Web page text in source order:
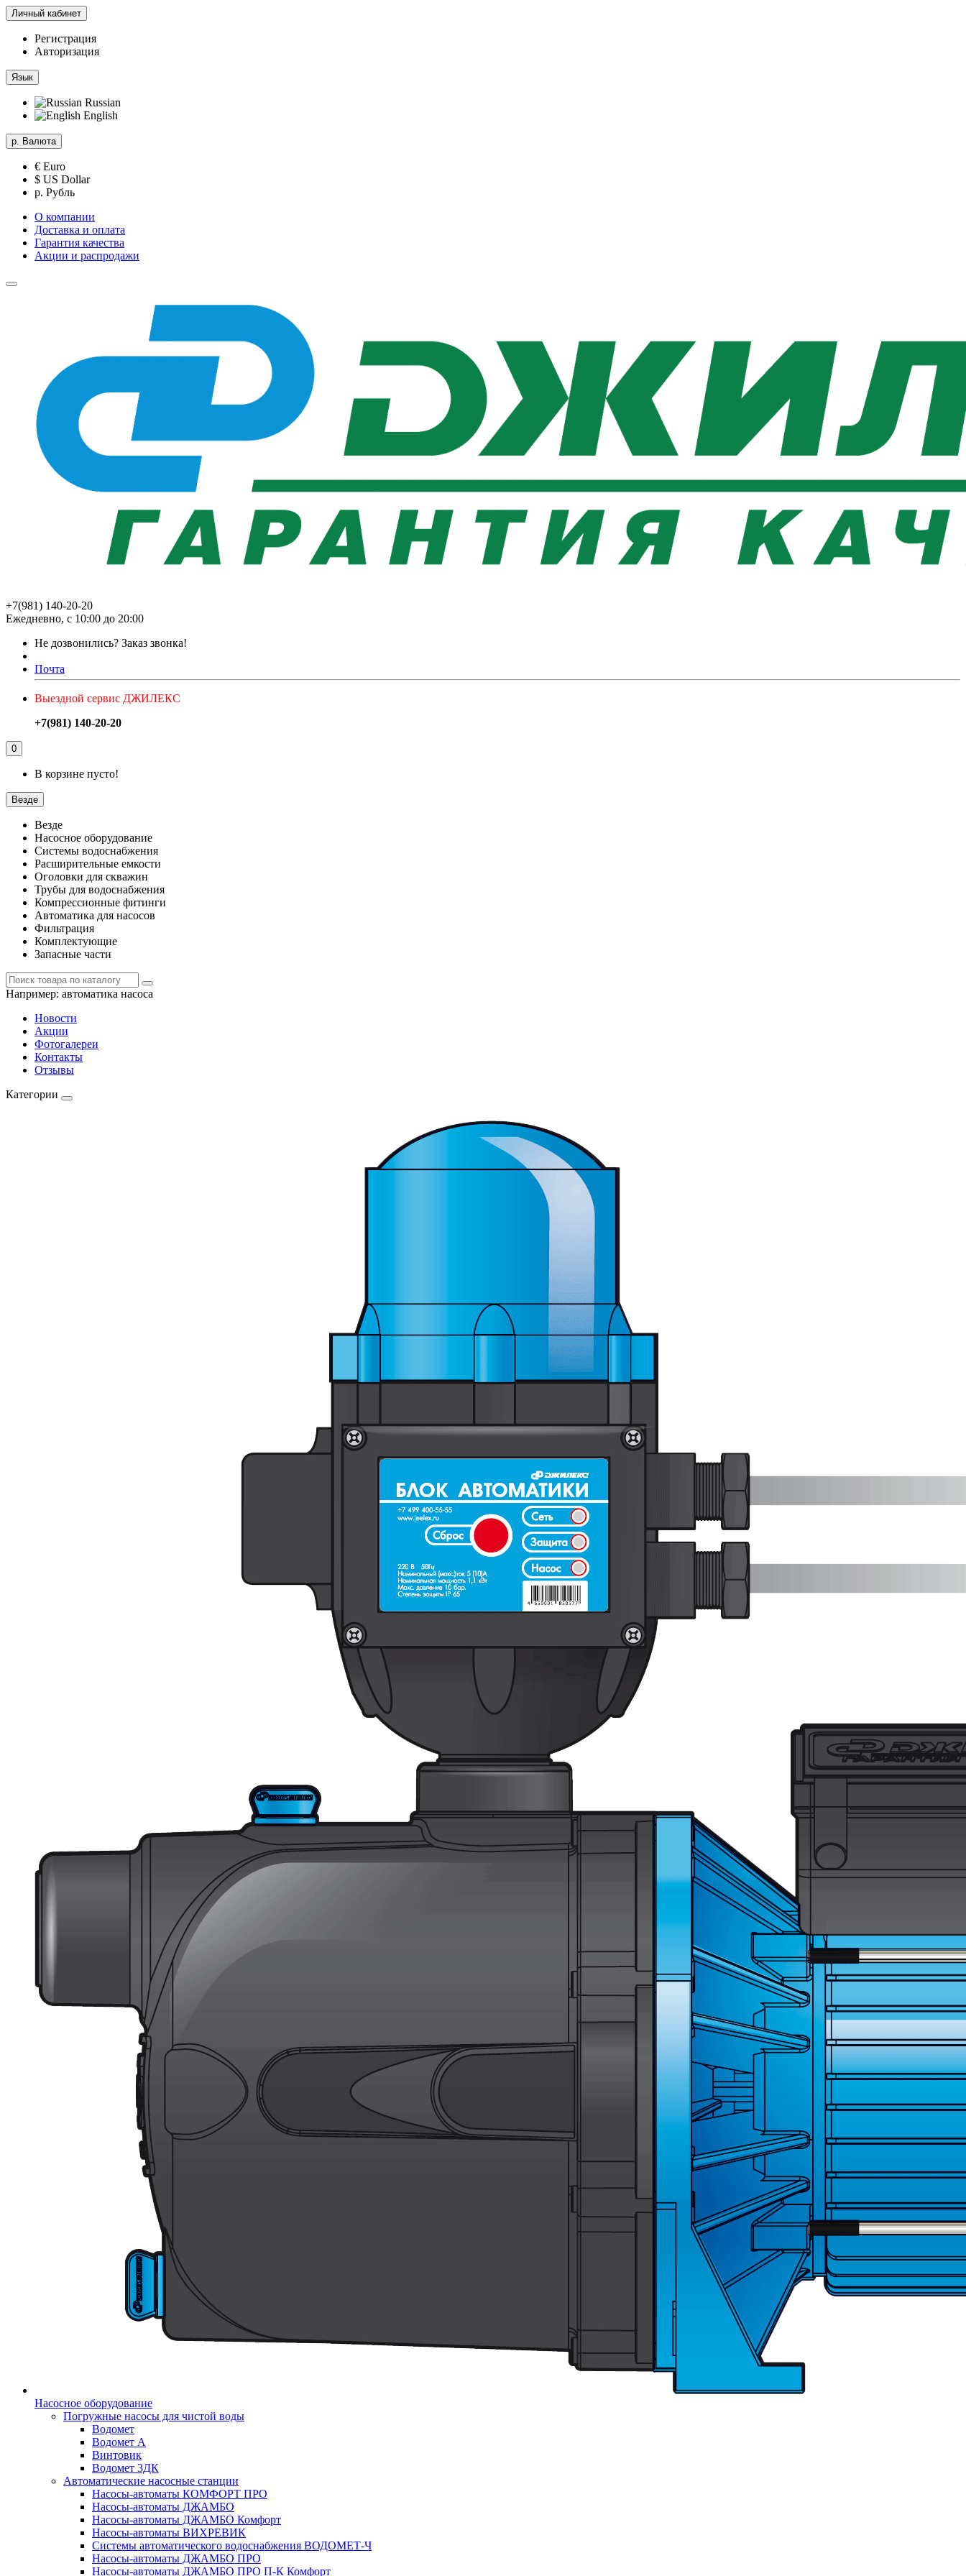
Личный кабинет
Регистрация
Авторизация
Язык
Russian
English
р. Валюта
€ Euro
$ US Dollar
р. Рубль
О компании
Доставка и оплата
Гарантия качества
Акции и распродажи
+7(981) 140-20-20
Ежедневно, с 10:00 до 20:00
Не дозвонились? Заказ звонка!
Почта
Выездной сервис ДЖИЛЕКС
+7(981) 140-20-20
0
В корзине пусто!
Везде
Везде
Насосное оборудование
Системы водоснабжения
Расширительные емкости
Оголовки для скважин
Трубы для водоснабжения
Компрессионные фитинги
Автоматика для насосов
Фильтрация
Комплектующие
Запасные части
Например: автоматика насоса
Новости
Акции
Фотогалереи
Контакты
Отзывы
Категории
Насосное оборудование
Погружные насосы для чистой воды
Водомет
Водомет А
Винтовик
Водомет 3ДК
Автоматические насосные станции
Насосы-автоматы КОМФОРТ ПРО
Насосы-автоматы ДЖАМБО
Насосы-автоматы ДЖАМБО Комфорт
Насосы-автоматы ВИХРЕВИК
Системы автоматического водоснабжения ВОДОМЕТ-Ч
Насосы-автоматы ДЖАМБО ПРО
Насосы-автоматы ДЖАМБО ПРО П-К Комфорт